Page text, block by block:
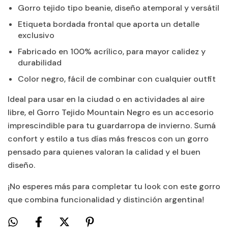
Gorro tejido tipo beanie, diseño atemporal y versátil
Etiqueta bordada frontal que aporta un detalle
exclusivo
Fabricado en 100% acrílico, para mayor calidez y
durabilidad
Color negro, fácil de combinar con cualquier outfit
Ideal para usar en la ciudad o en actividades al aire
libre, el Gorro Tejido Mountain Negro es un accesorio
imprescindible para tu guardarropa de invierno. Sumá
confort y estilo a tus días más frescos con un gorro
pensado para quienes valoran la calidad y el buen
diseño.
¡No esperes más para completar tu look con este gorro
que combina funcionalidad y distinción argentina!